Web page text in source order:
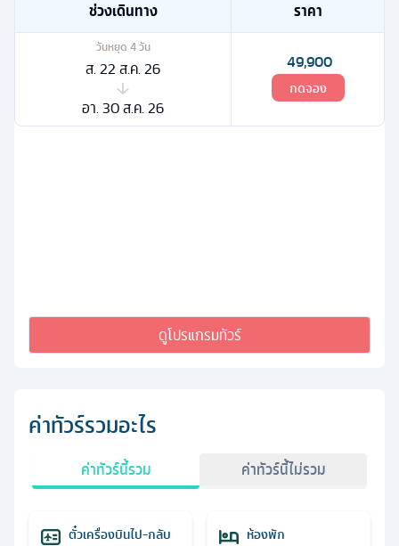
ช่วงเดินทาง ราคา
วันหยุด 4วัน
ส. 22 ส.ค. 26
อา. 30 ส.ค. 26
49,900
กดจอง
ดูโปรแกรมทัวร์
ค่าทัวร์รวมอะไร
ค่าทัวร์นี้รวม ค่าทัวร์นี้ไม่รวม
ตั๋วเครื่องบินไป-กลับ ห้องพัก